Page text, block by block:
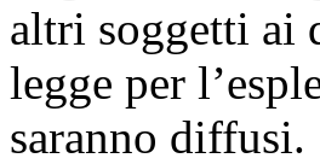
altri soggetti ai
legge per
saranno diffusi.